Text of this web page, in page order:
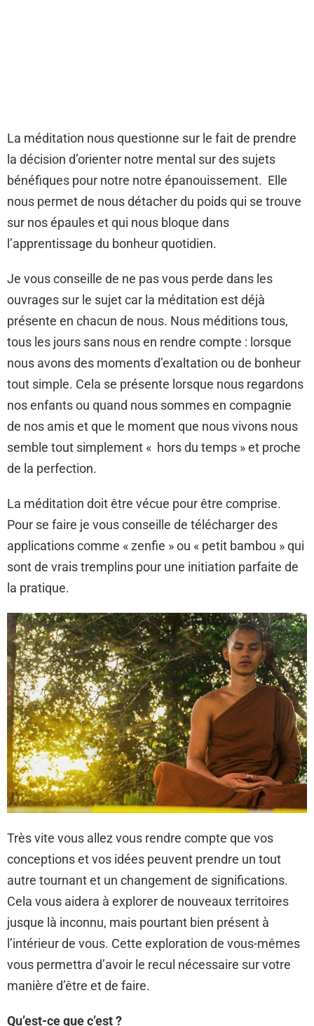
La méditation nous questionne sur le fait de prendre
la décision d’orienter notre mental sur des sujets
bénéfiques pour notre notre épanouissement. Elle
nous permet de nous détacher du poids qui se trouve
sur nos épaules et qui nous bloque dans
l’apprentissage du bonheur quotidien.
Je vous conseille de ne pas vous perde dans les
ouvrages sur le sujet car la méditation est déjà
présente en chacun de nous. Nous méditions tous,
tous les jours sans nous en rendre compte : lorsque
nous avons des moments d’exaltation ou de bonheur
tout simple. Cela se présente lorsque nous regardons
nos enfants ou quand nous sommes en compagnie
de nos amis et que le moment que nous vivons nous
semble tout simplement « hors du temps » et proche
de la perfection.
La méditation doit être vécue pour être comprise.
Pour se faire je vous conseille de télécharger des
applications comme « zenfie » ou « petit bambou » qui
sont de vrais tremplins pour une initiation parfaite de
la pratique.
Très vite vous allez vous rendre compte que vos
conceptions et vos idées peuvent prendre un tout
autre tournant et un changement de significations.
Cela vous aidera à explorer de nouveaux territoires
jusque là inconnu, mais pourtant bien présent à
l’intérieur de vous. Cette exploration de vous-mêmes
vous permettra d’avoir le recul nécessaire sur votre
manière d’être et de faire.
Qu’est-ce que c’est ?